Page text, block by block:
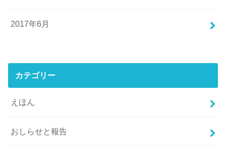
2017年6月
カテゴリー
えほん
おしらせと報告